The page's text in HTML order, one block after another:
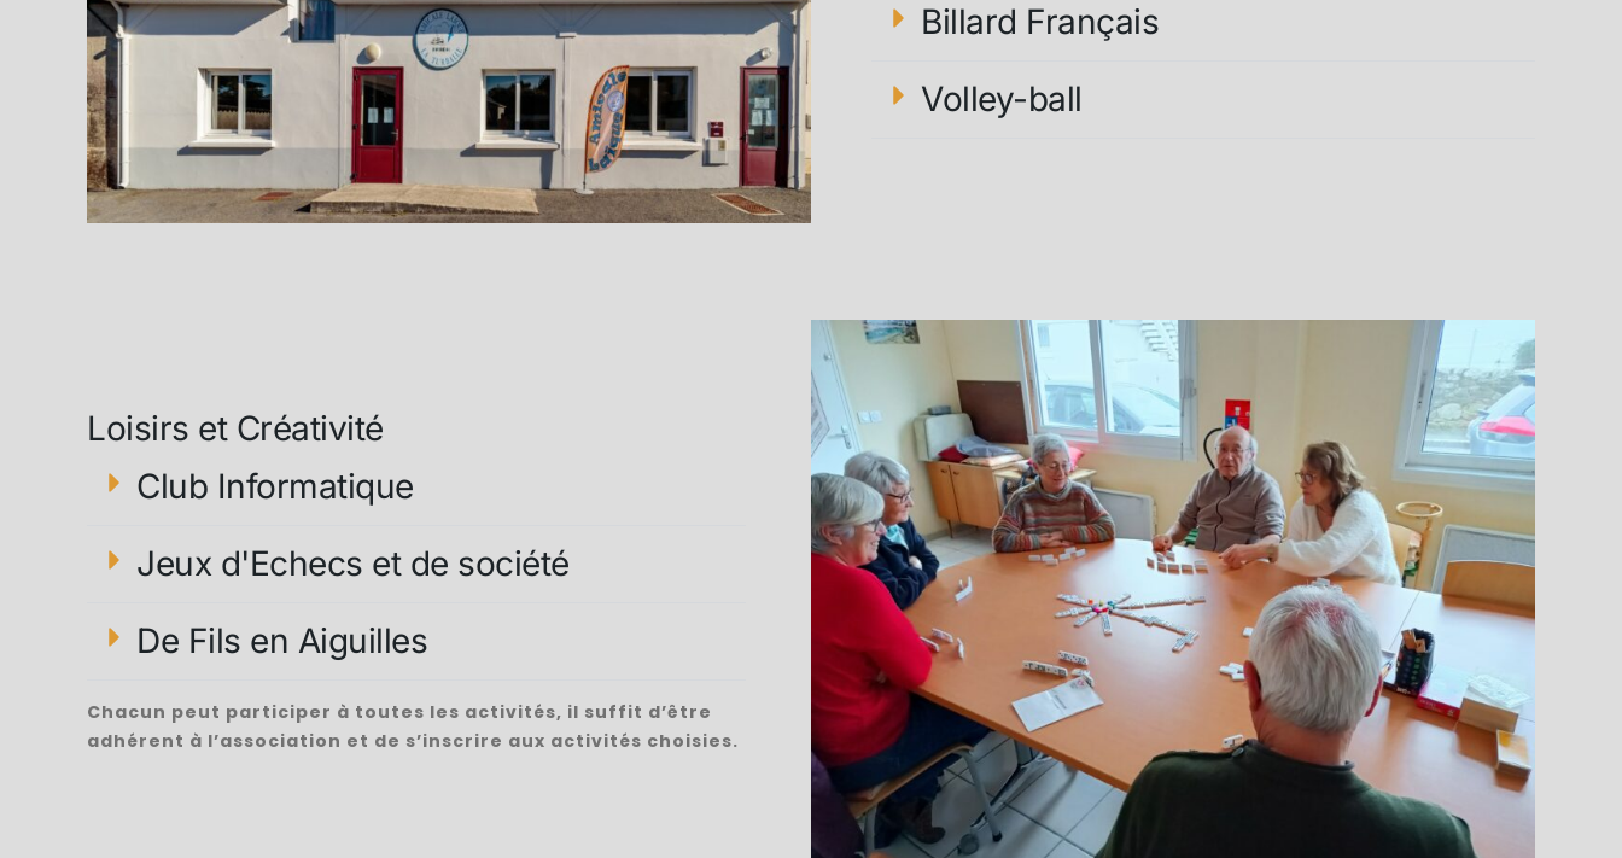
Billard Français
Volley-ball
Loisirs et Créativité
Club Informatique
Jeux d'Echecs et de société
De Fils en Aiguilles
Chacun peut participer à toutes les activités, il suffit d’être
adhérent à l’association et de s’inscrire aux activités choisies.